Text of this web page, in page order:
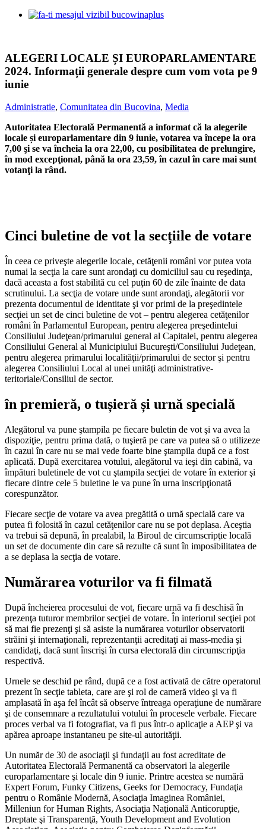
ALEGERI LOCALE ȘI EUROPARLAMENTARE
2024. Informații generale despre cum vom vota pe 9
iunie
Administratie, Comunitatea din Bucovina, Media
Autoritatea Electorală Permanentă a informat că la alegerile
locale și europarlamentare din 9 iunie, votarea va începe la ora
7,00 şi se va încheia la ora 22,00, cu posibilitatea de prelungire,
în mod excepţional, până la ora 23,59, în cazul în care mai sunt
votanţi la rând.
Cinci buletine de vot la secțiile de votare
În ceea ce priveşte alegerile locale, cetăţenii români vor putea vota
numai la secţia la care sunt arondaţi cu domiciliul sau cu reşedinţa,
dacă aceasta a fost stabilită cu cel puţin 60 de zile înainte de data
scrutinului. La secţia de votare unde sunt arondaţi, alegătorii vor
prezenta documentul de identitate şi vor primi de la preşedintele
secţiei un set de cinci buletine de vot – pentru alegerea cetăţenilor
români în Parlamentul European, pentru alegerea preşedintelui
Consiliului Judeţean/primarului general al Capitalei, pentru alegerea
Consiliului General al Municipiului Bucureşti/Consiliului Judeţean,
pentru alegerea primarului localităţii/primarului de sector şi pentru
alegerea Consiliului Local al unei unităţi administrative-
teritoriale/Consiliul de sector.
în premieră, o tușieră și urnă specială
Alegătorul va pune ştampila pe fiecare buletin de vot şi va avea la
dispoziţie, pentru prima dată, o tuşieră pe care va putea să o utilizeze
în cazul în care nu se mai vede foarte bine ştampila după ce a fost
aplicată. După exercitarea votului, alegătorul va ieşi din cabină, va
împături buletinele de vot cu ştampila secţiei de votare în exterior şi
fiecare dintre cele 5 buletine le va pune în urna inscripţionată
corespunzător.
Fiecare secţie de votare va avea pregătită o urnă specială care va
putea fi folosită în cazul cetăţenilor care nu se pot deplasa. Aceştia
va trebui să depună, în prealabil, la Biroul de circumscripţie locală
un set de documente din care să rezulte că sunt în imposibilitatea de
a se deplasa la secţia de votare.
Numărarea voturilor va fi filmată
După încheierea procesului de vot, fiecare urnă va fi deschisă în
prezenţa tuturor membrilor secţiei de votare. În interiorul secţiei pot
să mai fie prezenţi şi să asiste la numărarea voturilor observatorii
străini şi internaţionali, reprezentanţii acreditaţi ai mass-media şi
candidaţi, dacă sunt înscrişi în cursa electorală din circumscripţia
respectivă.
Urnele se deschid pe rând, după ce a fost activată de către operatorul
prezent în secţie tableta, care are şi rol de cameră video şi va fi
amplasată în aşa fel încât să observe întreaga operaţiune de numărare
şi de consemnare a rezultatului votului în procesele verbale. Fiecare
proces verbal va fi fotografiat, va fi pus într-o aplicaţie a AEP şi va
apărea aproape instantaneu pe site-ul autorităţii.
Un număr de 30 de asociaţii şi fundaţii au fost acreditate de
Autoritatea Electorală Permanentă ca observatori la alegerile
europarlamentare şi locale din 9 iunie. Printre acestea se numără
Expert Forum, Funky Citizens, Geeks for Democracy, Fundaţia
pentru o Românie Modernă, Asociaţia Imaginea României,
Milleniun for Human Rights, Asociaţia Naţională Anticorupţie,
Dreptate şi Transparenţă, Youth Development and Evolution